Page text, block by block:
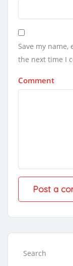
Save my
the next time I
Comment
Search